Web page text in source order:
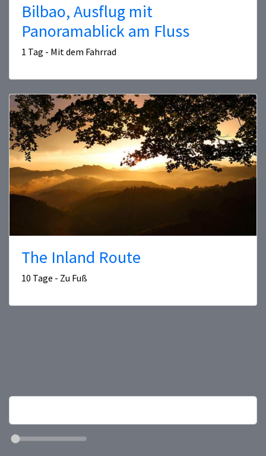
Bilbao, Ausflug mit
Panoramablick am Fluss
1 Tag - Mit dem Fahrrad
The Inland Route
10 Tage - Zu Fuß